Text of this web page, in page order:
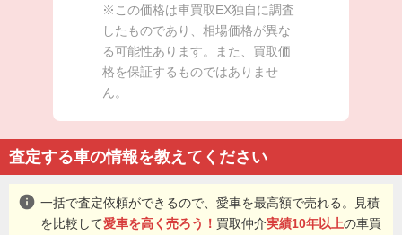
※この価格は車買取EX独自に調査
したものであり、相場価格が異な
る可能性あります。また、買取価
格を保証するものではありませ
ん。
査定する車の情報を教えてください
info 一括で査定依頼ができるので、愛車を最高額で売れる。見積
を比較して愛車を高く売ろう！ 買取仲介実績10年以上の車買